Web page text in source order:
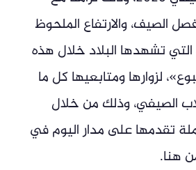
الصيف، والارتفاع الملحوظ
تشهدها البلاد خلال هذه
لزوارها ومتابعيها كل ما
الصيفي، وذلك من خلال
تقدمها على مدار اليوم في
هنا.